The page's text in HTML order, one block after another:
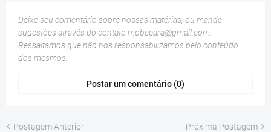
Deixe seu comentário sobre nossas matérias, ou mande
sugestões através do contato mobceara@gmail.com
Ressaltamos que não nos responsabilizamos pelo conteúdo
dos mesmos.
Postar um comentário (0)
Postagem Anterior Próxima Postagem